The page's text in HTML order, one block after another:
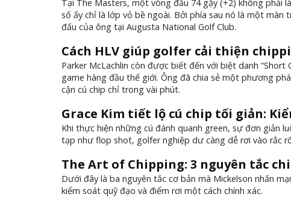
Tại The Masters, một vòng đấu 74 gậy (+2) không phải
số ấy chỉ là lớp vỏ bề ngoài. Bởi phía sau nó là một
đấu của ông tại Augusta National Golf Club.
Cách HLV giúp golfer cải thiện
Parker McLachlin còn được biết đến với biệt danh
game hàng đầu thế giới. Ông đã chia sẻ một phương
cận cú chip chỉ trong vài phút.
Grace Kim tiết lộ cú chip tối giản:
Khi thực hiện những cú đánh quanh green, sự đơn giản
tạp như flop shot, golfer nghiệp dư càng dễ rơi vào rắc
The Art of Chipping: 3 nguyên tắc
Dưới đây là ba nguyên tắc cơ bản mà Mickelson nhấn
kiểm soát quỹ đạo và điểm rơi một cách chính xác.